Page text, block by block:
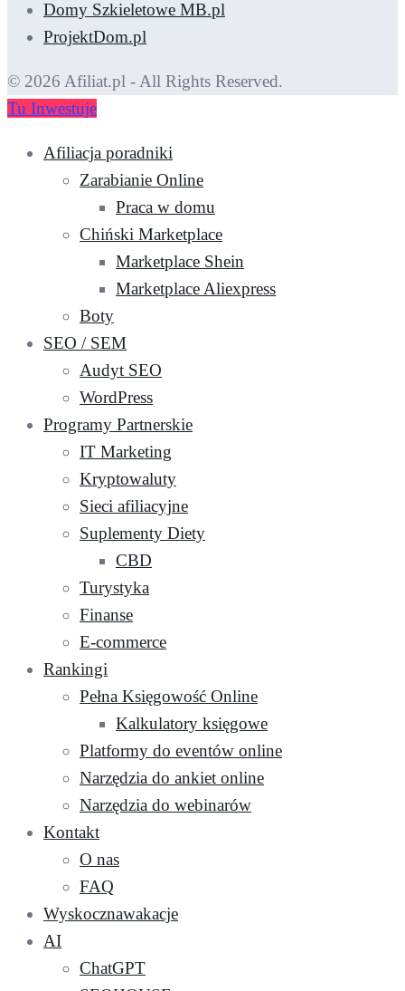
Domy Szkieletowe MB.pl
ProjektDom.pl
© 2026 Afiliat.pl - All Rights Reserved.
Tu Inwestuje
Afiliacja poradniki
Zarabianie Online
Praca w domu
Chiński Marketplace
Marketplace Shein
Marketplace Aliexpress
Boty
SEO / SEM
Audyt SEO
WordPress
Programy Partnerskie
IT Marketing
Kryptowaluty
Sieci afiliacyjne
Suplementy Diety
CBD
Turystyka
Finanse
E-commerce
Rankingi
Pełna Księgowość Online
Kalkulatory księgowe
Platformy do eventów online
Narzędzia do ankiet online
Narzędzia do webinarów
Kontakt
O nas
FAQ
Wyskocznawakacje
AI
ChatGPT